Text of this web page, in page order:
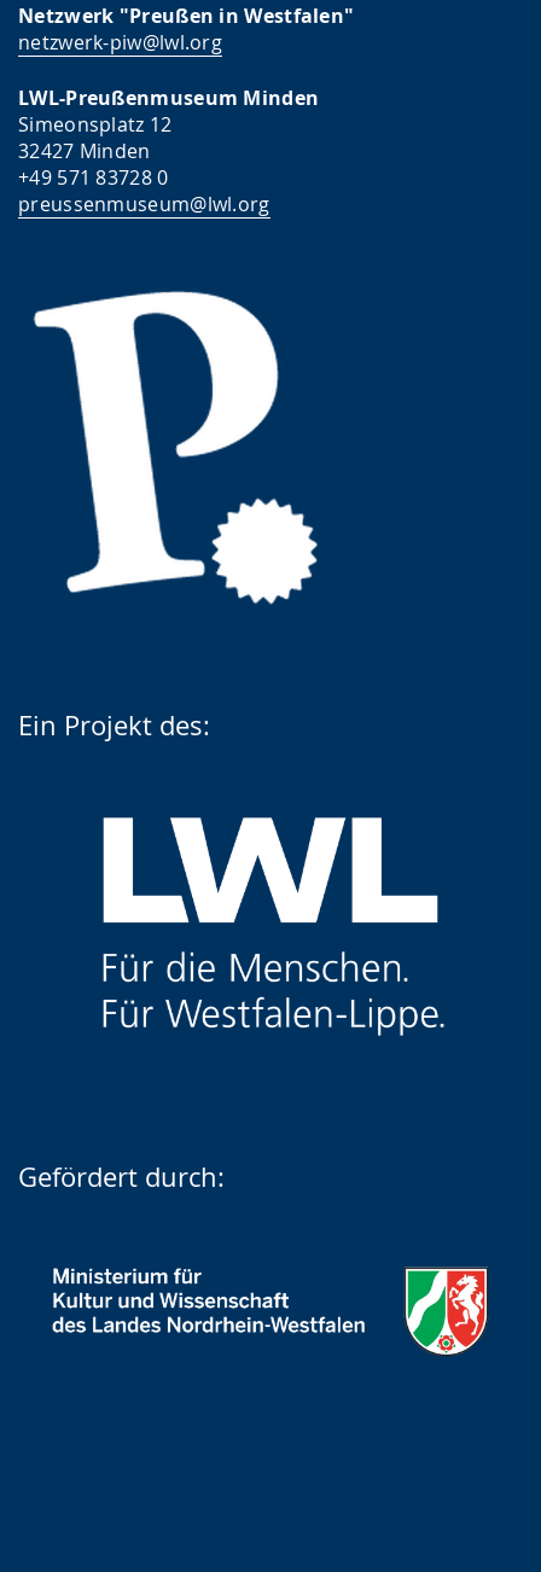
Netzwerk "Preußen in Westfalen"
netzwerk-piw@lwl.org
LWL-Preußenmuseum Minden
Simeonsplatz 12
32427 Minden
+49 571 83728 0
preussenmuseum@lwl.org
Ein Projekt des:
Gefördert durch: